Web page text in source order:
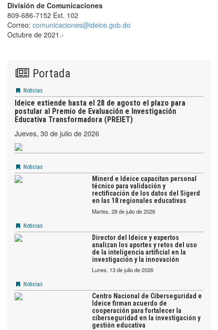
División de Comunicaciones
809-686-7152 Ext. 102
Correo: comunicaciones@ideice.gob.do
Octubre de 2021.-
Portada
Noticias
Ideice extiende hasta el 28 de agosto el plazo para
postular al Premio de Evaluación e Investigación
Educativa Transformadora (PREIET)
jueves, 30 de julio de 2026
Noticias
Minerd e Ideice capacitan personal
técnico para validación y
rectificación de los datos del Sigerd
en las 18 regionales educativas
martes, 28 de julio de 2026
Noticias
Director del Ideice y expertos
analizan los aportes y retos del uso
de la inteligencia artificial en la
investigación y la innovación
lunes, 13 de julio de 2026
Noticias
Centro Nacional de Ciberseguridad e
Ideice firman acuerdo de
cooperación para fortalecer la
ciberseguridad en la investigación y
gestión educativa